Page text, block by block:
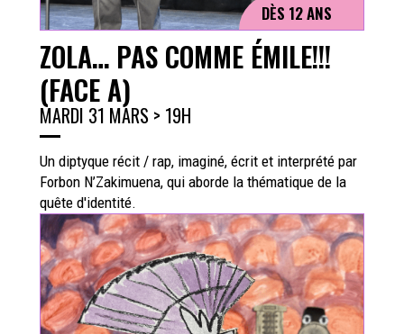
DÈS 12 ANS
ZOLA… PAS COMME ÉMILE!!!
(FACE A)
MARDI 31 MARS > 19H
Un diptyque récit / rap, imaginé, écrit et interprété par
Forbon N’Zakimuena, qui aborde la thématique de la
quête d'identité.